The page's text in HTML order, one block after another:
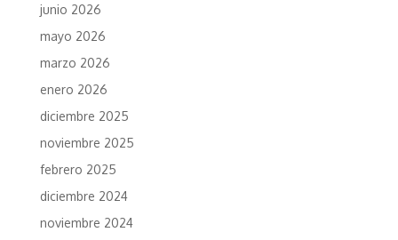
junio 2026
mayo 2026
marzo 2026
enero 2026
diciembre 2025
noviembre 2025
febrero 2025
diciembre 2024
noviembre 2024